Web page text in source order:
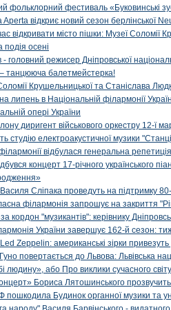
фольклорний фестиваль «Буковинські
Aperta відкриє новий сезон берлінської
відкривати місто пішки: Музеї Соломії
осені
- головний режисер Дніпровської
танцююча балетмейстерка!
Крушельницької та Станіслава
липень в Національній філармонії
опері України
диригент військового оркестру 12-ї
студію електроакустичної музики
відбулася генеральна
концерт 17-річного українського
Сліпака проведуть на підтримку
філармонія запрошує на закриття
кордон "музикантів": керівнику
України завершує 162-й сезон:
Zeppelin: американські зірки
повертається до Львова: Львівська
людину», або Про виклики сучасного світу
Бориса Лятошинського
пошкодила Будинок органної музики та